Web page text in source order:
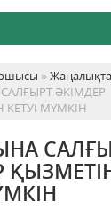
»
ӘКІМДЕР
МҮМКІН